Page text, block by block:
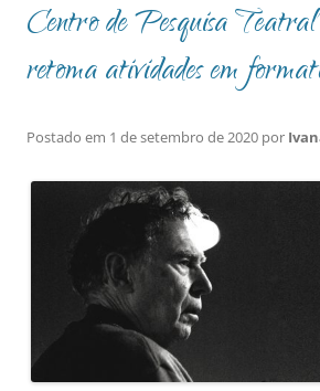
Centro de Pesquisa
retoma atividades em
Postado em 1 de setembro de 2020 por